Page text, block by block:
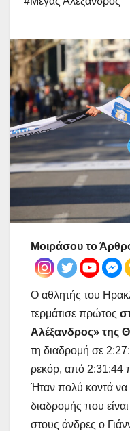
Μοιράσου το
Ο αθλητής του
τερμάτισε πρώτος
Αλέξανδρος» της
τη διαδρομή σε
ρεκόρ, από 2:31:44
Ήταν πολύ κοντά να
διαδρομής που
στους άνδρες ο